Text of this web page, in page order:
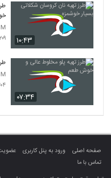
۱۰:۴۳
M
۲۰۹ بازدید
۰۷:۳۴
M
۲۰۴
صفحه اصلی ورود به پنل کاربری
تماس با ما